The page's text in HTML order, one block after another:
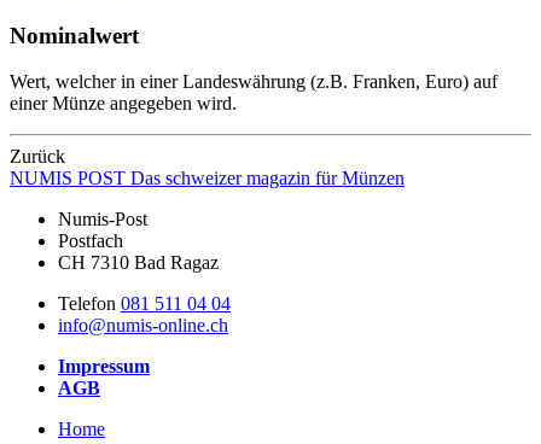
Nominalwert
Wert, welcher in einer Landeswährung (z.B. Franken, Euro) auf
einer Münze angegeben wird.
Zurück
NUMIS POST Das schweizer magazin für Münzen
Numis-Post
Postfach
CH 7310 Bad Ragaz
Telefon 081 511 04 04
info@numis-online.ch
Impressum
AGB
Home